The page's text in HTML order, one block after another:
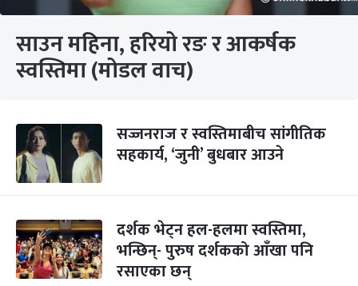
साउन महिना, हरियो रङ र आकर्षक
स्वस्तिमा (मोडल वाच)
सज्जनराज र स्वस्तिमाबीच सांगीतिक
सहकार्य, ‘जुनी’ बुधबार आउने
दर्शक भेट्न हल-हलमा स्वस्तिमा,
भन्छिन्- पुरुष दर्शकको आँखा पनि
रसाएका छन्